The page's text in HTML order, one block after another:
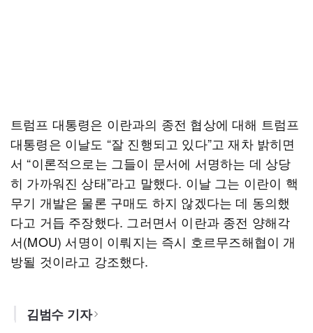
트럼프 대통령은 이란과의 종전 협상에 대해 트럼프
대통령은 이날도 “잘 진행되고 있다”고 재차 밝히면
서 “이론적으로는 그들이 문서에 서명하는 데 상당
히 가까워진 상태”라고 말했다. 이날 그는 이란이 핵
무기 개발은 물론 구매도 하지 않겠다는 데 동의했
다고 거듭 주장했다. 그러면서 이란과 종전 양해각
서(MOU) 서명이 이뤄지는 즉시 호르무즈해협이 개
방될 것이라고 강조했다.
김범수 기자